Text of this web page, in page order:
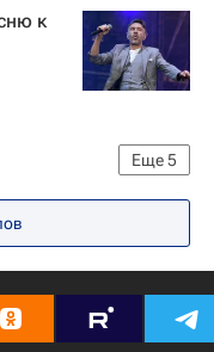
к
Еще5
Спорт